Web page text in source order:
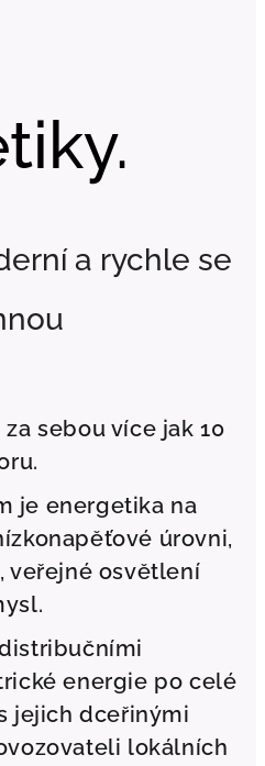
a rychle se
sebou více jak 10
je energetika na
úrovni,
veřejné osvětlení
energie po celé
jejich dceřinými
lokálních